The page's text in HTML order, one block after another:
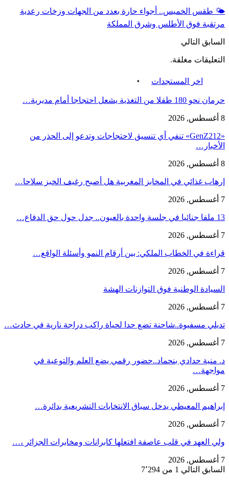
🌤️ طقس الخميس.. أجواء حارة بعدد من الجهات وزخات رعدية
مرتقبة فوق الأطلس وشرق المملكة
السابق التالي
التعليقات مغلقة.
اخر المستجدات
حرمان نحو 180 طفلا من التغذية يشعل احتجاجا أمام مديرية…
8 أغسطس, 2026
«GenZ212» تنفي أي تنسيق لاحتجاجات وتدعو إلى الحذر من
الأخبار…
8 أغسطس, 2026
إرهاب غذائي في المخابز المغربية هل أصبح رغيف الخبز سلاحا…
7 أغسطس, 2026
13 ملفا جنائيا في جلسة واحدة بالعيون.. جدل حول حق الدفاع…
7 أغسطس, 2026
قراءة في الخطاب الملكي: بين أرقام النمو وأسئلة الواقع…
7 أغسطس, 2026
السيادة الوطنية فوق التوازنات الهشة
7 أغسطس, 2026
تديلي مسفيوة..شاحنة تضع حدا لحياة راكب دراجة نارية في حادث…
7 أغسطس, 2026
د. منية حدادي بنحماد..حضور رقمي يضع العلم والتوعية في
مواجهة…
7 أغسطس, 2026
إبراهيم المعيطي يدخل سباق الانتخابات التشريعية بدائرة…
7 أغسطس, 2026
ولي العهد في قلب عاصفة افتعلها كابرانات ومخابرات الجزائر ،…
7 أغسطس, 2026
السابق التالي 1 من 7٬294